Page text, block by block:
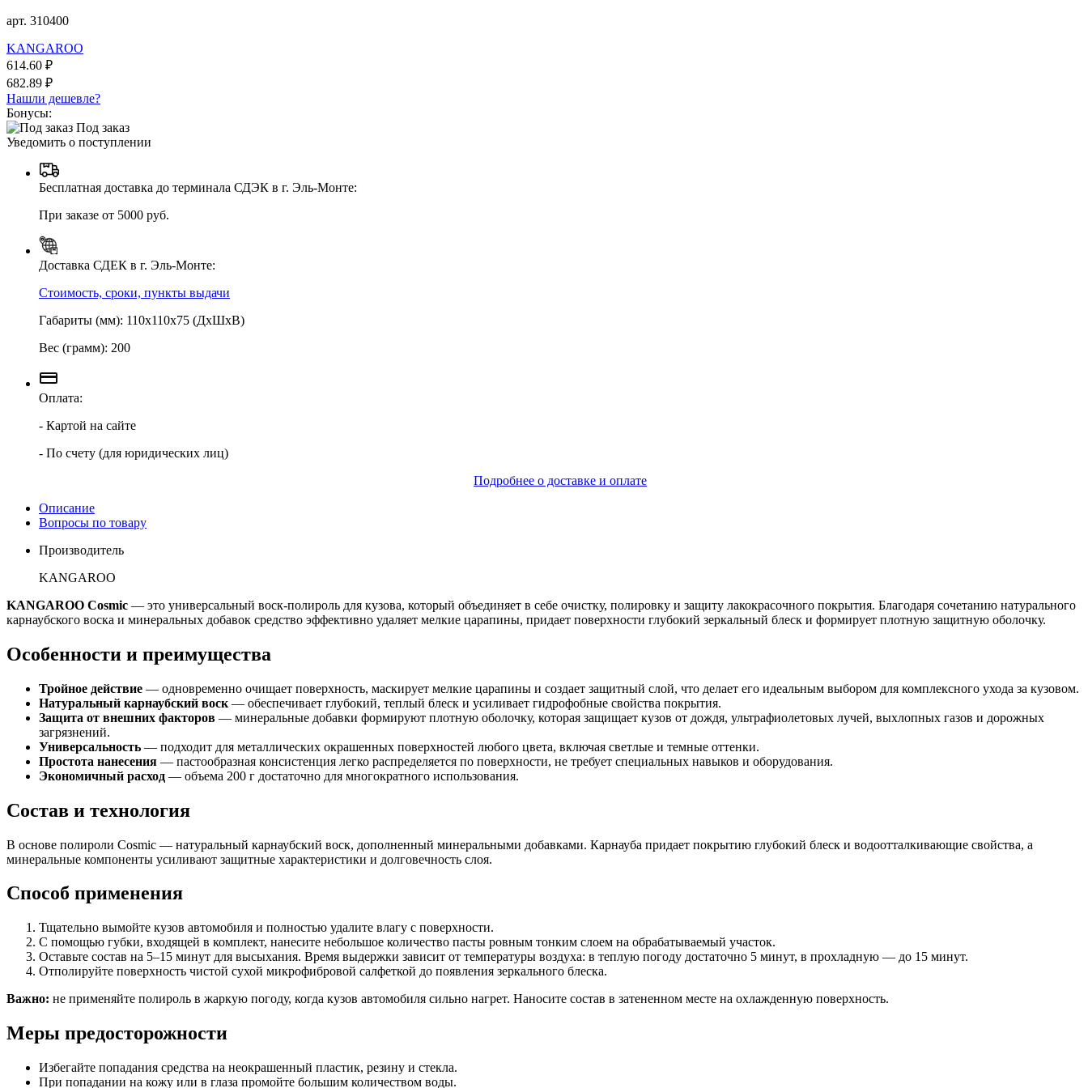
арт. 310400
KANGAROO
614.60 ₽
682.89 ₽
Нашли дешевле?
Бонусы:
Под заказ
Уведомить о поступлении
Бесплатная доставка до терминала СДЭК в г. Эль-Монте:
При заказе от 5000 руб.
Доставка СДЕК в г. Эль-Монте:
Стоимость, сроки, пункты выдачи
Габариты (мм): 110х110х75 (ДхШхВ)
Вес (грамм): 200
Оплата:
- Картой на сайте
- По счету (для юридических лиц)
Подробнее о доставке и оплате
Описание
Вопросы по товару
Производитель
KANGAROO
KANGAROO Cosmic — это универсальный воск-полироль для кузова, который объединяет в себе очистку, полировку и защиту лакокрасочного покрытия. Благодаря сочетанию натурального
карнаубского воска и минеральных добавок средство эффективно удаляет мелкие царапины, придает поверхности глубокий зеркальный блеск и формирует плотную защитную оболочку.
Особенности и преимущества
Тройное действие — одновременно очищает поверхность, маскирует мелкие царапины и создает защитный слой, что делает его идеальным выбором для комплексного ухода за кузовом.
Натуральный карнаубский воск — обеспечивает глубокий, теплый блеск и усиливает гидрофобные свойства покрытия.
Защита от внешних факторов — минеральные добавки формируют плотную оболочку, которая защищает кузов от дождя, ультрафиолетовых лучей, выхлопных газов и дорожных
загрязнений.
Универсальность — подходит для металлических окрашенных поверхностей любого цвета, включая светлые и темные оттенки.
Простота нанесения — пастообразная консистенция легко распределяется по поверхности, не требует специальных навыков и оборудования.
Экономичный расход — объема 200 г достаточно для многократного использования.
Состав и технология
В основе полироли Cosmic — натуральный карнаубский воск, дополненный минеральными добавками. Карнауба придает покрытию глубокий блеск и водоотталкивающие свойства, а
минеральные компоненты усиливают защитные характеристики и долговечность слоя.
Способ применения
Тщательно вымойте кузов автомобиля и полностью удалите влагу с поверхности.
С помощью губки, входящей в комплект, нанесите небольшое количество пасты ровным тонким слоем на обрабатываемый участок.
Оставьте состав на 5–15 минут для высыхания. Время выдержки зависит от температуры воздуха: в теплую погоду достаточно 5 минут, в прохладную — до 15 минут.
Отполируйте поверхность чистой сухой микрофибровой салфеткой до появления зеркального блеска.
Важно: не применяйте полироль в жаркую погоду, когда кузов автомобиля сильно нагрет. Наносите состав в затененном месте на охлажденную поверхность.
Меры предосторожности
Избегайте попадания средства на неокрашенный пластик, резину и стекла.
При попадании на кожу или в глаза промойте большим количеством воды.